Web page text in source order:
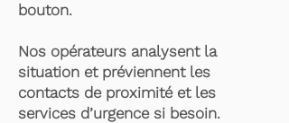
bouton.
Nos opérateurs analysent la
situation et préviennent les
contacts de proximité et les
services d’urgence si besoin.